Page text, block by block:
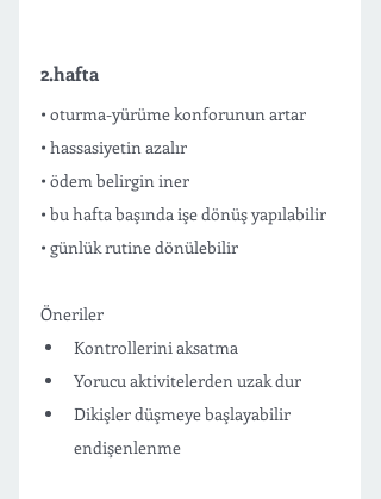
2.hafta
• oturma-yürüme konforunun artar
• hassasiyetin azalır
• ödem belirgin iner
• bu hafta başında işe dönüş yapılabilir
• günlük rutine dönülebilir
Öneriler
Kontrollerini aksatma
Yorucu aktivitelerden uzak dur
Dikişler düşmeye başlayabilir
endişenlenme